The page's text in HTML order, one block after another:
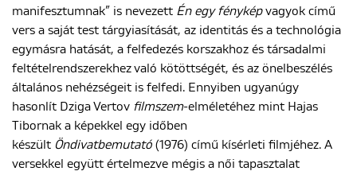
manifesztumnak” is nevezett Én egy fényképvagyok című
vers a saját test tárgyiasítását, az identitás és a technológia
egymásra hatását, a felfedezés korszakhoz és társadalmi
feltételrendszerekhez való kötöttségét, és az önelbeszélés
általános nehézségeit is felfedi. Ennyiben ugyanúgy
hasonlít Dziga Vertov filmszem-elméletéhez mint Hajas
Tibornak a képekkel egy időben
készült Öndivatbemutató (1976) című kísérleti filmjéhez. A
versekkel együtt értelmezve mégis a női tapasztalat